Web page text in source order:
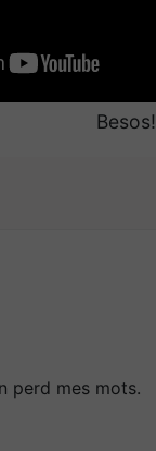
Besos!
perd mes mots.